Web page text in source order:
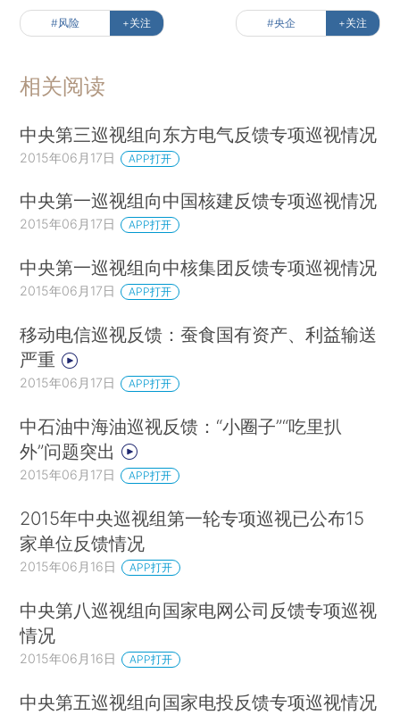
#风险 +关注 #央企 +关注
相关阅读
中央第三巡视组向东方电气反馈专项巡视情况
2015年06月17日 APP打开
中央第一巡视组向中国核建反馈专项巡视情况
2015年06月17日 APP打开
中央第一巡视组向中核集团反馈专项巡视情况
2015年06月17日 APP打开
移动电信巡视反馈：蚕食国有资产、利益输送
严重
2015年06月17日 APP打开
中石油中海油巡视反馈：“小圈子”“吃里扒
外”问题突出
2015年06月17日 APP打开
2015年中央巡视组第一轮专项巡视已公布15
家单位反馈情况
2015年06月16日 APP打开
中央第八巡视组向国家电网公司反馈专项巡视
情况
2015年06月16日 APP打开
中央第五巡视组向国家电投反馈专项巡视情况